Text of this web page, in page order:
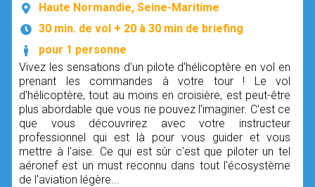
Haute Normandie, Seine-Maritime
30 min. de vol + 20 à 30 min de briefing
pour 1 personne
Vivez les sensations d'un pilote d'hélicoptère en vol en
prenant les commandes à votre tour ! Le vol
d'hélicoptère, tout au moins en croisière, est peut-être
plus abordable que vous ne pouvez l'imaginer. C'est ce
que vous découvrirez avec votre instructeur
professionnel qui est là pour vous guider et vous
mettre à l'aise. Ce qui est sûr c'est que piloter un tel
aéronef est un must reconnu dans tout l'écosystème
de l'aviation légère...